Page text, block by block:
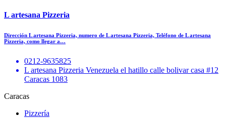
L artesana Pizzeria
Dirección L artesana Pizzeria, numero de L artesana Pizzeria, Teléfono de L artesana
Pizzeria, como llegar a…
0212-9635825
L artesana Pizzeria Venezuela el hatillo calle bolivar casa #12
Caracas 1083
Caracas
Pizzería